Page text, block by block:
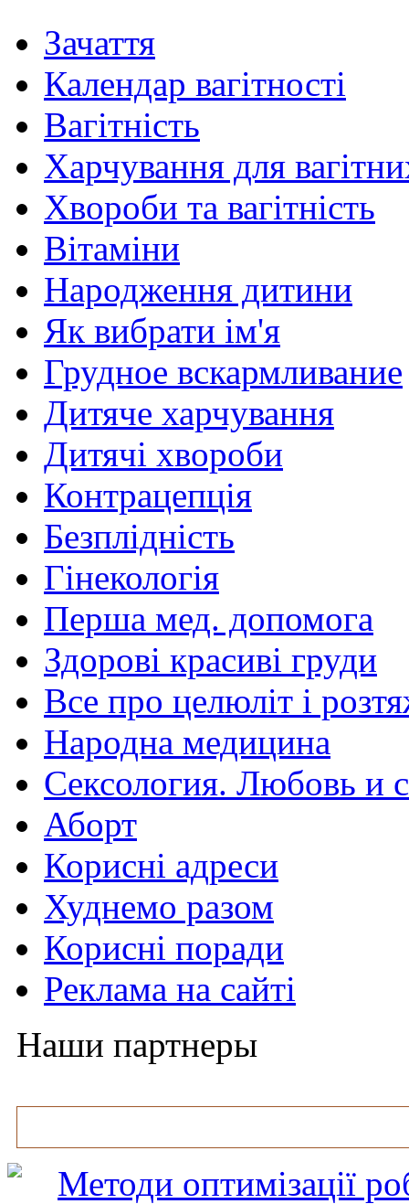
Зачаття
Календар вагітності
Вагітність
Харчування для
Хвороби та вагітність
Вітаміни
Народження дитини
Як вибрати ім'я
Грудное вскармливание
Дитяче харчування
Дитячі хвороби
Контрацепція
Безплідність
Гінекологія
Перша мед. допомога
Здорові красиві груди
Все про целюліт і
Народна медицина
Сексология. Любовь и
Аборт
Корисні адреси
Худнемо разом
Корисні поради
Реклама на сайті
Наши партнеры
Методи оптимізації